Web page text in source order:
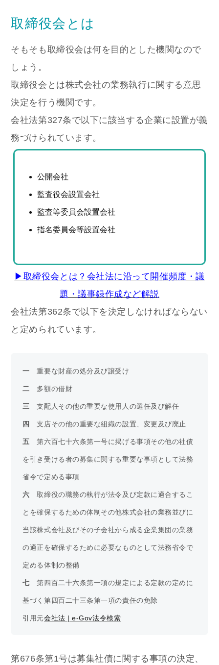
取締役会とは
そもそも取締役会は何を目的とした機関なので
しょう。
取締役会とは株式会社の業務執行に関する意思
決定を行う機関です。
会社法第327条で以下に該当する企業に設置が義
務づけられています。
公開会社
監査役会設置会社
監査等委員会設置会社
指名委員会等設置会社
▶取締役会とは？会社法に沿って開催頻度・議
題・議事録作成など解説
会社法第362条で以下を決定しなければならない
と定められています。
一 重要な財産の処分及び譲受け
二 多額の借財
三 支配人その他の重要な使用人の選任及び解任
四 支店その他の重要な組織の設置、変更及び廃止
五 第六百七十六条第一号に掲げる事項その他の社債
を引き受ける者の募集に関する重要な事項として法務
省令で定める事項
六 取締役の職務の執行が法令及び定款に適合するこ
とを確保するための体制その他株式会社の業務並びに
当該株式会社及びその子会社から成る企業集団の業務
の適正を確保するために必要なものとして法務省令で
定める体制の整備
七 第四百二十六条第一項の規定による定款の定めに
基づく第四百二十三条第一項の責任の免除
引用元会社法 | e-Gov法令検索
第676条第1号は募集社債に関する事項の決定、